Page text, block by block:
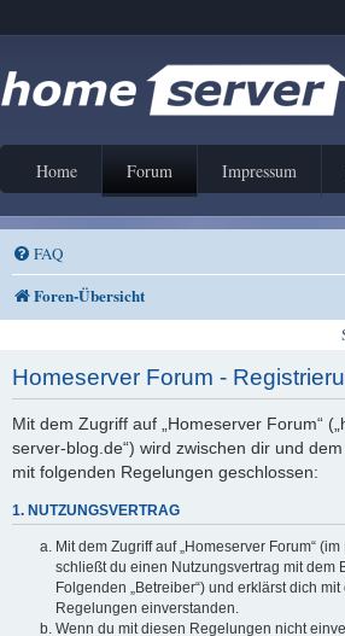
Home Forum Impressum
FAQ
Foren-Übersicht
Homeserver Forum -
Mit dem Zugriff auf „Homeserver Forum“
server-blog.de“) wird zwischen dir und
mit folgenden Regelungen geschlossen:
1. NUTZUNGSVERTRAG
Mit dem Zugriff auf „Homeserver Forum“
schließt du einen Nutzungsvertrag mit dem
Folgenden „Betreiber“) und erklärst dich
Regelungen einverstanden.
Wenn du mit diesen Regelungen nicht